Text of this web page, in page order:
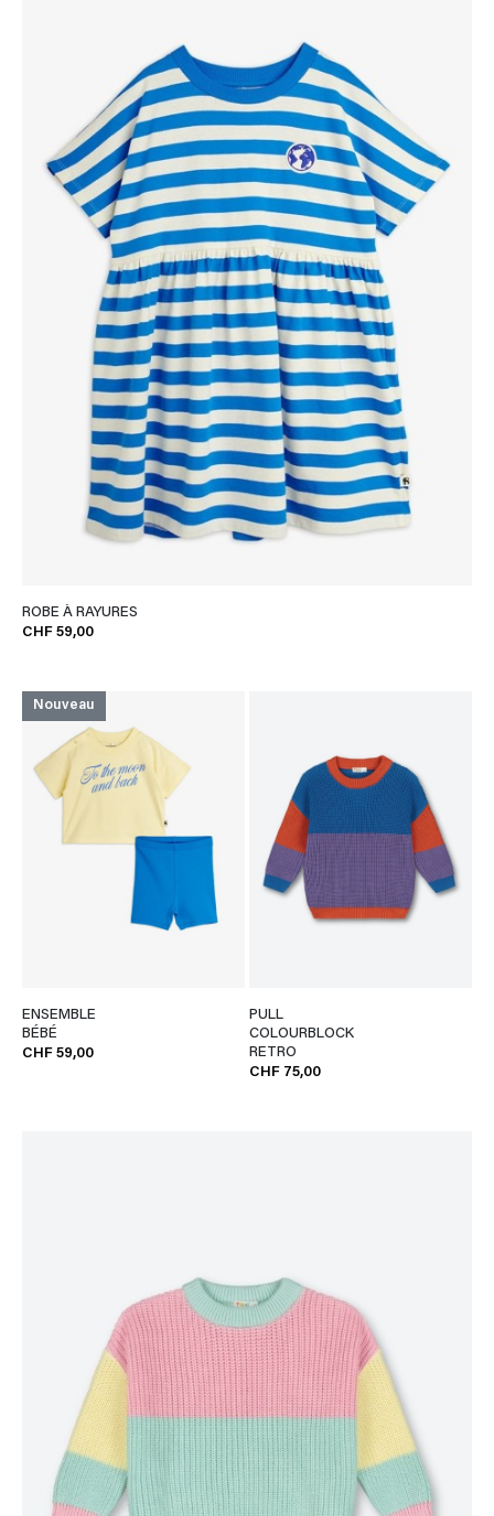
ROBE À RAYURES
CHF 59,00
Nouveau
ENSEMBLE
BÉBÉ
CHF 59,00
PULL
COLOURBLOCK
RETRO
CHF 75,00